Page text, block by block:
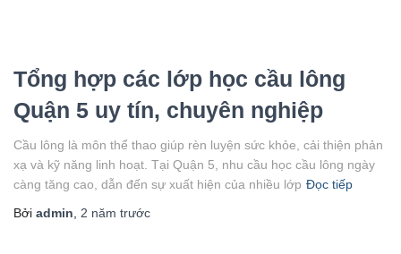
Tổng hợp các lớp học cầu lông
Quận 5 uy tín, chuyên nghiệp
Cầu lông là môn thể thao giúp rèn luyện sức khỏe, cải thiện phản
xạ và kỹ năng linh hoạt. Tại Quận 5, nhu cầu học cầu lông ngày
càng tăng cao, dẫn đến sự xuất hiện của nhiều lớp Đọc tiếp
Bởi admin, 2 năm trước